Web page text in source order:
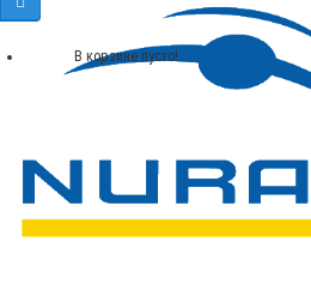
В корзине пусто!